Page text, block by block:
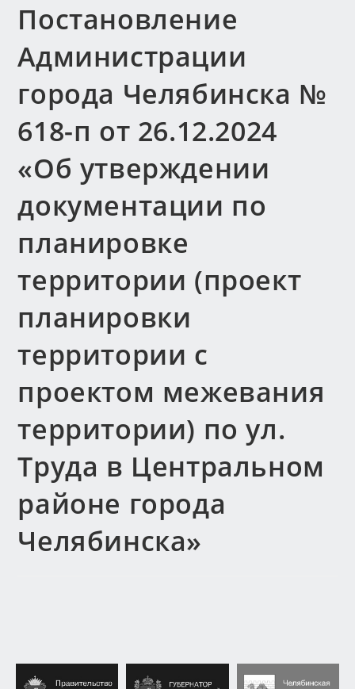
Постановление
Администрации
города Челябинска №
618-п от 26.12.2024
«Об утверждении
документации по
планировке
территории (проект
планировки
территории с
проектом межевания
территории) по ул.
Труда в Центральном
районе города
Челябинска»